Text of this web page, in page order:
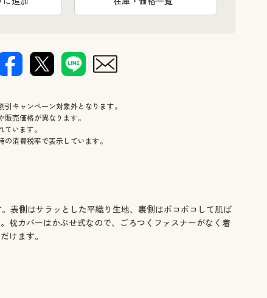
キャンペーン対象外となります。
売価格が異なります。
います。
消費税率で表示しています。
表側はサラッとした平織り生地、裏側はポコポコして肌ば
枕カバーはかぶせ式なので、ごろつくファスナーがなく着
けます。